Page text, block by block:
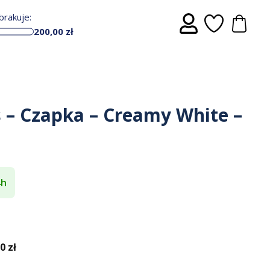
200,00 zł
Czapka – Creamy White –
zł